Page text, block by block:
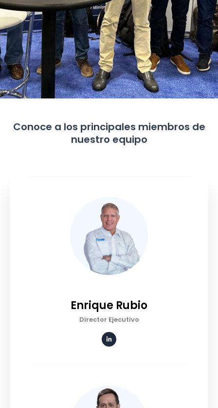
equipo
Conoce a los principales miembros de
nuestro equipo
Enrique Rubio
Director Ejecutivo